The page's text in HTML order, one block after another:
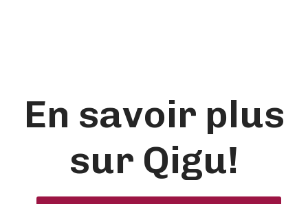
En savoir plus
sur Qigu!